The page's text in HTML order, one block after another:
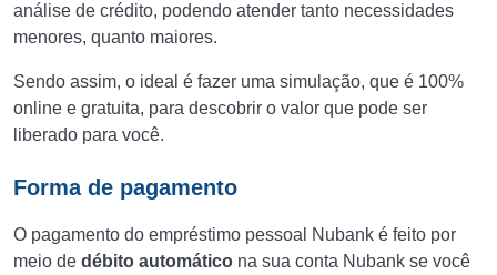
análise de crédito, podendo atender tanto necessidades
menores, quanto maiores.
Sendo assim, o ideal é fazer uma simulação, que é 100%
online e gratuita, para descobrir o valor que pode ser
liberado para você.
Forma de pagamento
O pagamento do empréstimo pessoal Nubank é feito por
meio de débito automático na sua conta Nubank se você